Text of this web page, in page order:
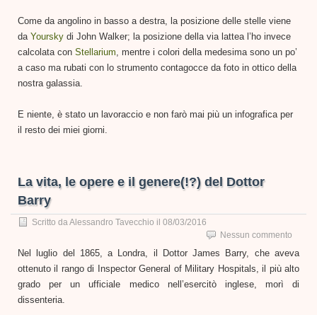
Come da angolino in basso a destra, la posizione delle stelle viene
da Yoursky di John Walker; la posizione della via lattea l’ho invece
calcolata con Stellarium , mentre i colori della medesima sono un po’
a caso ma rubati con lo strumento contagocce da foto in ottico della
nostra galassia.
E niente, è stato un lavoraccio e non farò mai più un infografica per
il resto dei miei giorni.
La vita, le opere e il genere(!?) del Dottor
Barry
Scritto da Alessandro Tavecchio il 08/03/2016
Nessun commento
Nel luglio del 1865, a Londra, il Dottor James Barry, che aveva
ottenuto il rango di Inspector General of Military Hospitals, il più alto
grado per un ufficiale medico nell’esercitò inglese, morì di
dissenteria.